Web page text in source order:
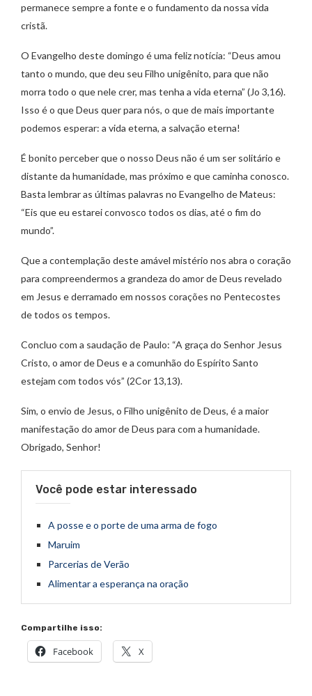
permanece sempre a fonte e o fundamento da nossa vida
cristã.
O Evangelho deste domingo é uma feliz notícia: “Deus amou
tanto o mundo, que deu seu Filho unigênito, para que não
morra todo o que nele crer, mas tenha a vida eterna” (Jo 3,16).
Isso é o que Deus quer para nós, o que de mais importante
podemos esperar: a vida eterna, a salvação eterna!
É bonito perceber que o nosso Deus não é um ser solitário e
distante da humanidade, mas próximo e que caminha conosco.
Basta lembrar as últimas palavras no Evangelho de Mateus:
“Eis que eu estarei convosco todos os dias, até o fim do
mundo”.
Que a contemplação deste amável mistério nos abra o coração
para compreendermos a grandeza do amor de Deus revelado
em Jesus e derramado em nossos corações no Pentecostes
de todos os tempos.
Concluo com a saudação de Paulo: “A graça do Senhor Jesus
Cristo, o amor de Deus e a comunhão do Espírito Santo
estejam com todos vós” (2Cor 13,13).
Sim, o envio de Jesus, o Filho unigênito de Deus, é a maior
manifestação do amor de Deus para com a humanidade.
Obrigado, Senhor!
Você pode estar interessado
A posse e o porte de uma arma de fogo
Maruim
Parcerias de Verão
Alimentar a esperança na oração
Compartilhe isso:
Facebook X